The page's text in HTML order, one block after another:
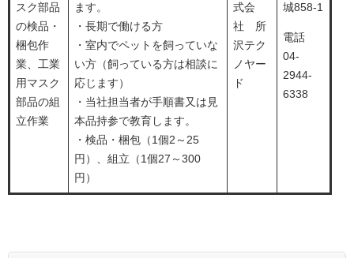
スク部品
の検品・
梱包作
業、工業
用マスク
部品の組
立作業
ます。
・長期で働ける方
・室内でペットを飼っていな
い方（飼っている方は相談に
応じます）
・当社担当者が手順書又は見
本品持参で教育します。
・検品・梱包（1個2～25
円）、組立（1個27～300
円）
式会
社 所
沢テク
ノヤー
ド
城858-1
電話
04-
2944-
6338